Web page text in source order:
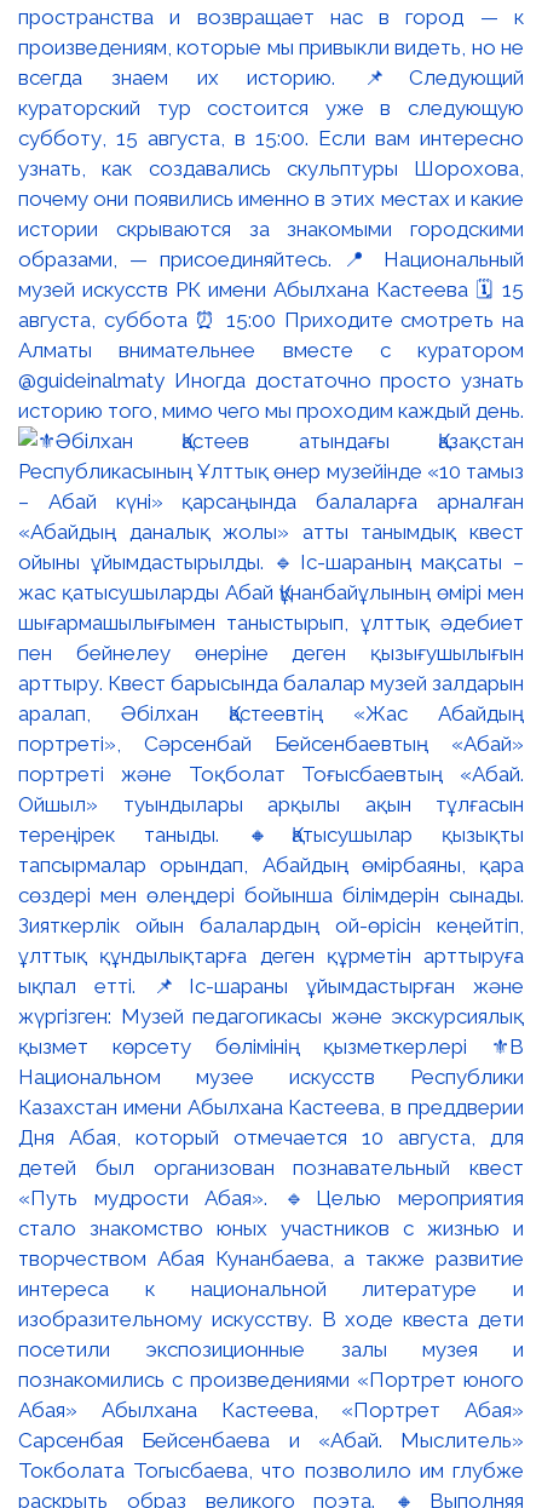
пространства и возвращает нас в город — к
произведениям, которые мы привыкли видеть, но не
всегда знаем их историю. 📌Следующий
кураторский тур состоится уже в следующую
субботу, 15 августа, в 15:00. Если вам интересно
узнать, как создавались скульптуры Шорохова,
почему они появились именно в этих местах и какие
истории скрываются за знакомыми городскими
образами, — присоединяйтесь. 📍 Национальный
музей искусств РК имени Абылхана Кастеева 🗓 15
августа, суббота ⏰ 15:00 Приходите смотреть на
Алматы внимательнее вместе с куратором
@guideinalmaty Иногда достаточно просто узнать
историю того, мимо чего мы проходим каждый день.